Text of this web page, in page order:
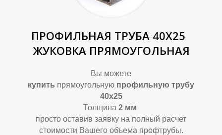
ПРОФИЛЬНАЯ ТРУБА 40Х25
ЖУКОВКА ПРЯМОУГОЛЬНАЯ
Вы можете
купить прямоугольную профильную трубу
40х25
Толщина 2 мм
просто оставив заявку на полный расчет
стоимости Вашего объема профтрубы.